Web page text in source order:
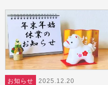
お知らせ 2025.12.20